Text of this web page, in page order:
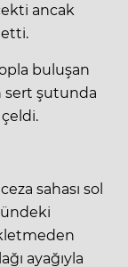
ancak
buluşan
sert şutunda
sahası sol
ayağıyla